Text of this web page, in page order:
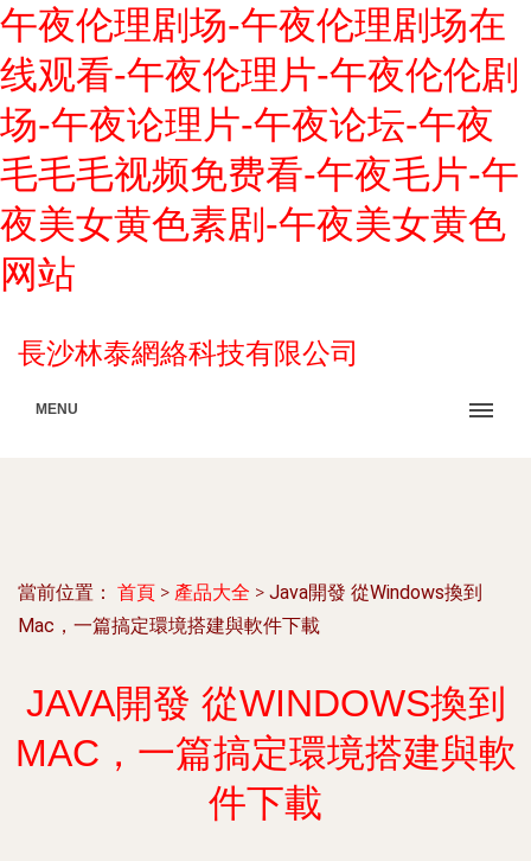
午夜伦理剧场-午夜伦理剧场在
线观看-午夜伦理片-午夜伦伦剧
场-午夜论理片-午夜论坛-午夜
毛毛毛视频免费看-午夜毛片-午
夜美女黄色素剧-午夜美女黄色
网站
長沙林泰網絡科技有限公司
MENU
當前位置： 首頁 > 產品大全 > Java開發 從Windows換到
Mac，一篇搞定環境搭建與軟件下載
JAVA開發 從WINDOWS換到
MAC，一篇搞定環境搭建與軟
件下載